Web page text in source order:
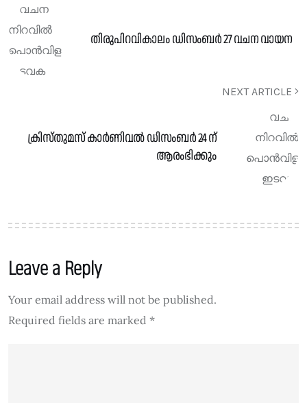
തിരുപിറവികാലം ഡിസംബർ 27 വചന വായന
NEXT ARTICLE
ക്രിസ്തുമസ് കാർണിവൽ ഡിസംബർ 24 ന്
ആരംഭിക്കും
Leave a Reply
Your email address will not be published.
Required fields are marked *